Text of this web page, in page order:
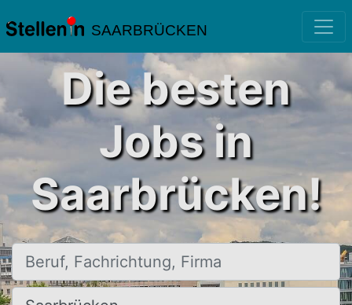
SAARBRÜCKEN
Die besten
Jobs in
Saarbrücken!
Beruf, Fachrichtung, Firma
Ort, Stadt